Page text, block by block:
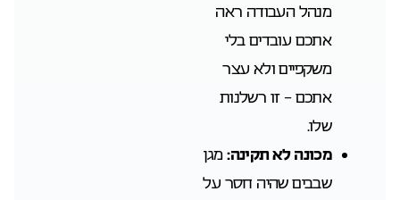
מנהל העבודה ראה
אתכם עובדים בלי
משקפיים ולא עצר
אתכם – זו רשלנות
שלו.
מכונה לא תקינה:מגן
שבבים שהיה חסר על